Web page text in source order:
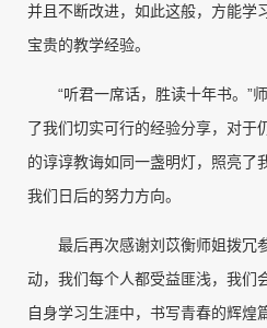
并且不断改进，如此这般，方能学
宝贵的教学经验。
“听君一席话，胜读十年书。”
了我们切实可行的经验分享，对于
的谆谆教诲如同一盏明灯，照亮了
我们日后的努力方向。
最后再次感谢刘苡衡师姐拨冗
动，我们每个人都受益匪浅，我们
自身学习生涯中，书写青春的辉煌